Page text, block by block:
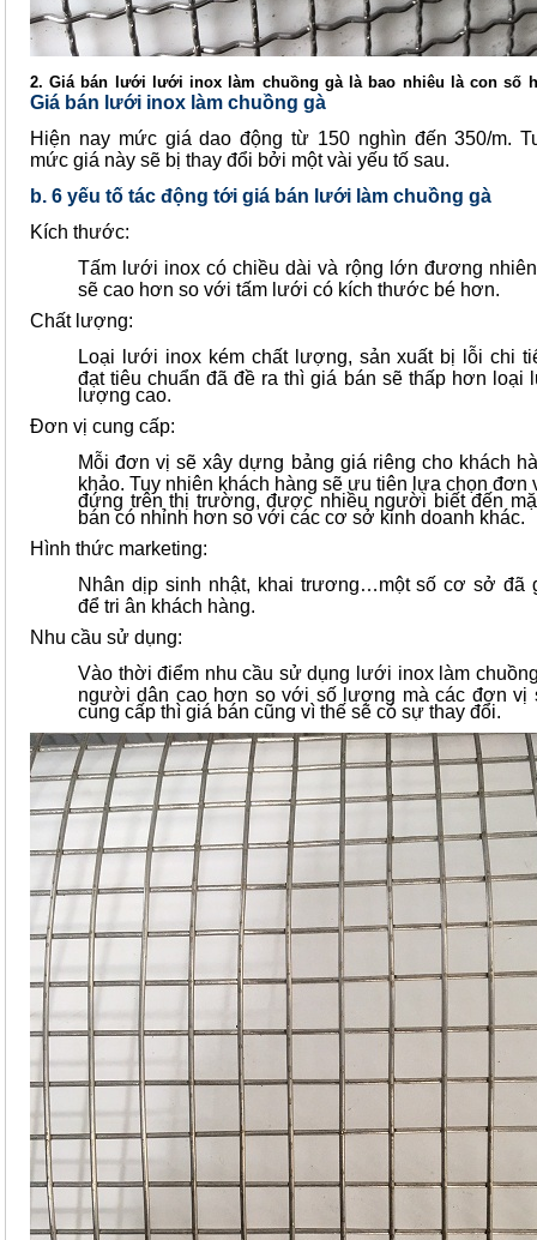
2. Giá bán lưới lưới inox làm chuồng gà là bao nhiêu là con số
Giá bán lưới inox làm chuồng gà
Hiện nay mức giá dao động từ 150 nghìn đến 350/m.
mức giá này sẽ bị thay đổi bởi một vài yếu tố sau.
b. 6 yếu tố tác động tới giá bán lưới làm chuồng gà
Kích thước:
Tấm lưới inox có chiều dài và rộng lớn đương
sẽ cao hơn so với tấm lưới có kích thước bé hơn.
Chất lượng:
Loại lưới inox kém chất lượng, sản xuất bị lỗi chi
đạt tiêu chuẩn đã đề ra thì giá bán sẽ thấp hơn loại
lượng cao.
Đơn vị cung cấp:
Mỗi đơn vị sẽ xây dựng bảng giá riêng cho khách
khảo. Tuy nhiên khách hàng sẽ ưu tiên lựa chọn đơn
đứng trên thị trường, được nhiều người biết đến
bán có nhỉnh hơn so với các cơ sở kinh doanh khác.
Hình thức marketing:
Nhân dịp sinh nhật, khai trương…một số cơ sở đã
để tri ân khách hàng.
Nhu cầu sử dụng:
Vào thời điểm nhu cầu sử dụng lưới inox làm
người dân cao hơn so với số lượng mà các đơn vị
cung cấp thì giá bán cũng vì thế sẽ có sự thay đổi.